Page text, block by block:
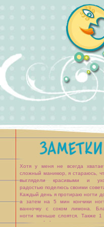
Хотя у меня не всегда
сложный маникюр, я стараюсь,
выглядели красивыми и
радостью поделюсь своими
Каждый день я протираю ногти
а затем на 5 мин кончики
ванночку с соком лимона.
ногти меньше слоятся. Также
втираю в [...]